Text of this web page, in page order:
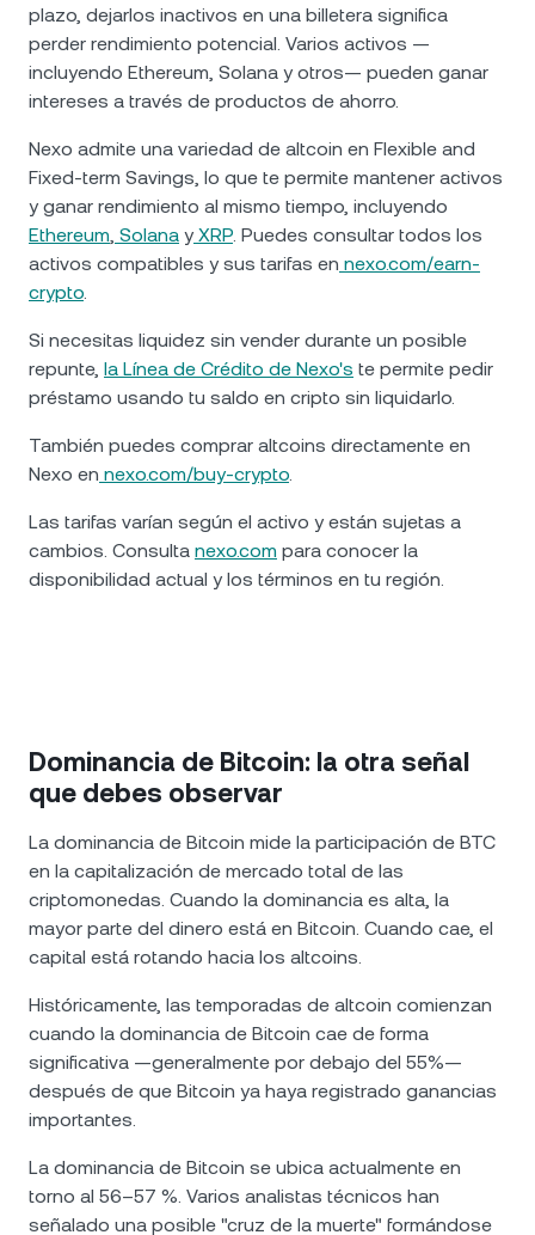
plazo, dejarlos inactivos en una billetera significa
perder rendimiento potencial. Varios activos —
incluyendo Ethereum, Solana y otros— pueden ganar
intereses a través de productos de ahorro.
Nexo admite una variedad de altcoin en Flexible and
Fixed-term Savings, lo que te permite mantener activos
y ganar rendimiento al mismo tiempo, incluyendo
Ethereum, Solana y XRP. Puedes consultar todos los
activos compatibles y sus tarifas en nexo.com/earn-
crypto.
Si necesitas liquidez sin vender durante un posible
repunte, la Línea de Crédito de Nexo's te permite pedir
préstamo usando tu saldo en cripto sin liquidarlo.
También puedes comprar altcoins directamente en
Nexo en nexo.com/buy-crypto.
Las tarifas varían según el activo y están sujetas a
cambios. Consulta nexo.com para conocer la
disponibilidad actual y los términos en tu región.
Dominancia de Bitcoin: la otra señal
que debes observar
La dominancia de Bitcoin mide la participación de BTC
en la capitalización de mercado total de las
criptomonedas. Cuando la dominancia es alta, la
mayor parte del dinero está en Bitcoin. Cuando cae, el
capital está rotando hacia los altcoins.
Históricamente, las temporadas de altcoin comienzan
cuando la dominancia de Bitcoin cae de forma
significativa —generalmente por debajo del 55%—
después de que Bitcoin ya haya registrado ganancias
importantes.
La dominancia de Bitcoin se ubica actualmente en
torno al 56–57 %. Varios analistas técnicos han
señalado una posible "cruz de la muerte" formándose